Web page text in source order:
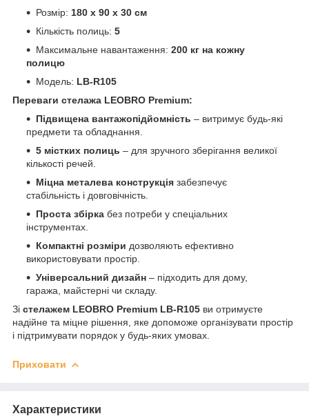
Розмір: 180 х 90 х 30 см
Кількість полиць: 5
Максимальне навантаження: 200 кг на кожну
полицю
Модель: LB-R105
Переваги стелажа LEOBRO Premium:
Підвищена вантажопідйомність – витримує будь-які
предмети та обладнання.
5 містких полиць – для зручного зберігання великої
кількості речей.
Міцна металева конструкція забезпечує
стабільність і довговічність.
Проста збірка без потреби у спеціальних
інструментах.
Компактні розміри дозволяють ефективно
використовувати простір.
Універсальний дизайн – підходить для дому,
гаража, майстерні чи складу.
Зі стелажем LEOBRO Premium LB-R105 ви отримуєте
надійне та міцне рішення, яке допоможе організувати простір
і підтримувати порядок у будь-яких умовах.
Приховати
Характеристики